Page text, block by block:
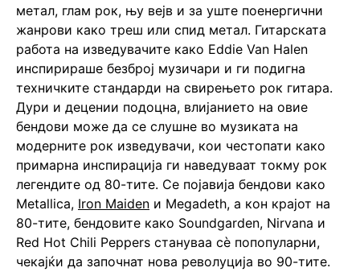
метал, глам рок, њу вејв и за уште поенергични
жанрови како треш или спид метал. Гитарската
работа на изведувачите како Eddie Van Halen
инспирираше безброј музичари и ги подигна
техничките стандарди на свирењето рок гитара.
Дури и децении подоцна, влијанието на овие
бендови може да се слушне во музиката на
модерните рок изведувачи, кои честопати како
примарна инспирација ги наведуваат токму рок
легендите од 80-тите. Се појавија бендови како
Metallica, Iron Maiden и Megadeth, а кон крајот на
80-тите, бендовите како Soundgarden, Nirvana и
Red Hot Chili Peppers стануваа сѐ попопуларни,
чекајќи да започнат нова револуција во 90-тите.